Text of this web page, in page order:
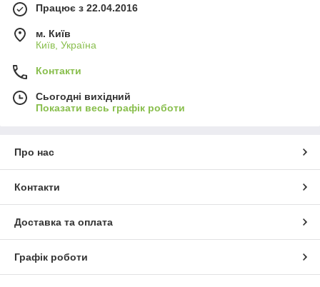
Працює з 22.04.2016
м. Київ
Київ, Україна
Контакти
Сьогодні вихідний
Показати весь графік роботи
Про нас
Контакти
Доставка та оплата
Графік роботи